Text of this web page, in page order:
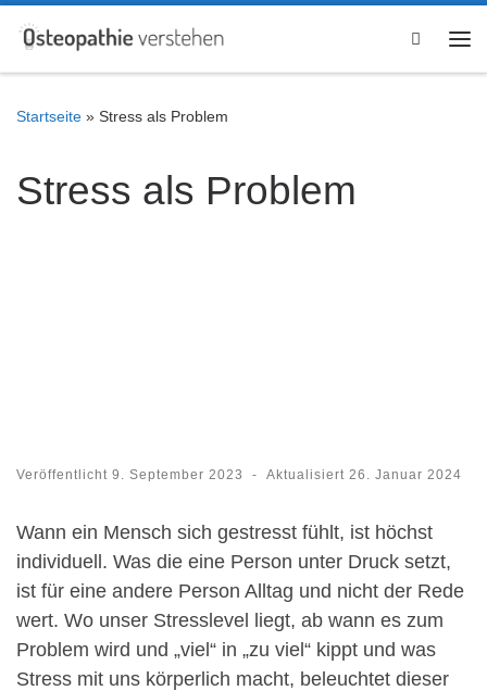
Zum Inhalt springen
Search
Startseite » Stress als Problem
Stress als Problem
Veröffentlicht 9. September 2023 - Aktualisiert 26. Januar 2024
Wann ein Mensch sich gestresst fühlt, ist höchst
individuell. Was die eine Person unter Druck setzt,
ist für eine andere Person Alltag und nicht der Rede
wert. Wo unser Stresslevel liegt, ab wann es zum
Problem wird und „viel“ in „zu viel“ kippt und was
Stress mit uns körperlich macht, beleuchtet dieser